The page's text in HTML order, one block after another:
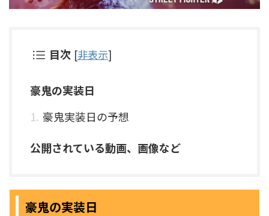
目次 [非表示]
豪鬼の実装日
豪鬼実装日の予想
公開されている動画、画像など
豪鬼の実装日